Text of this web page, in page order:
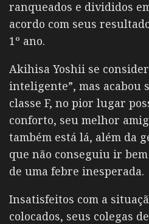
ranqueados e divididos
acordo com seus
1º ano.
Akihisa Yoshii se
inteligente”, mas acabou
classe F, no pior lugar
conforto, seu melhor
também está lá, além da
que não conseguiu ir
de uma febre inesperada.
Insatisfeitos com a
colocados, seus colegas